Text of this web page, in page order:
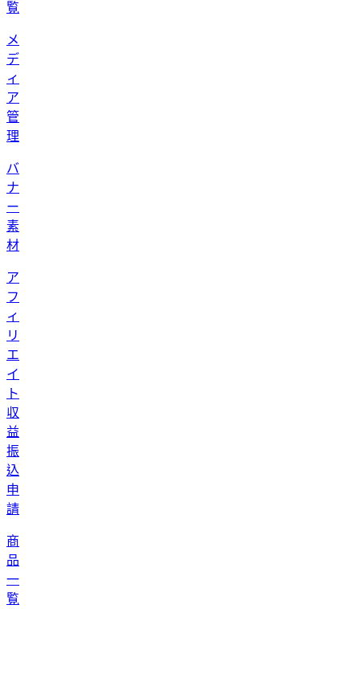
覧
メ
デ
ィ
ア
管
理
バ
ナ
ー
素
材
ア
フ
ィ
リ
エ
イ
ト
収
益
振
込
申
請
商
品
一
覧